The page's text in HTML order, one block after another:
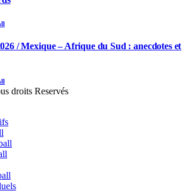
/ Mexique – Afrique du Sud : anecdotes et
droits Reservés